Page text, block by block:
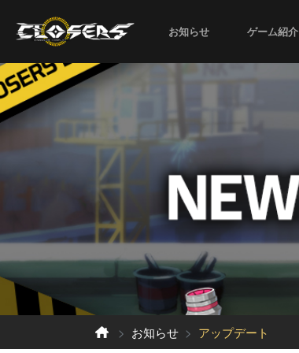
お知らせ ゲーム紹介
お知らせ アップデート